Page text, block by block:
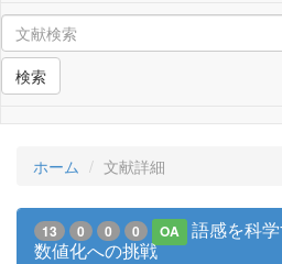
検索
ホーム 文献詳細
13 0 0 0 OA
語感を科
数値化への挑戦